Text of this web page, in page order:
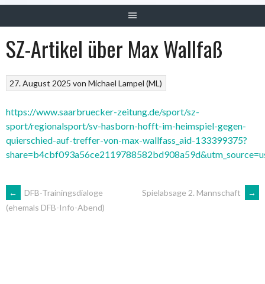
SZ-Artikel über Max Wallfaß
27. August 2025 vonMichael Lampel (ML)
https://www.saarbruecker-zeitung.de/sport/sz-
sport/regionalsport/sv-hasborn-hofft-im-heimspiel-gegen-
quierschied-auf-treffer-von-max-wallfass_aid-133399375?
ARTIKEL-
←
DFB-Trainingsdialoge
(ehemals DFB-Info-Abend)
Spielabsage 2. Mannschaft →